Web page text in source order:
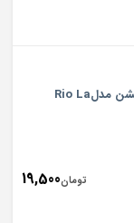
ادو پرفیوم مردانه زنانه ریو کالکشن مدلRio La
تومان19,500